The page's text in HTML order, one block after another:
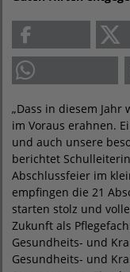
„Dass in diesem
im Voraus erahnen.
und auch unsere
berichtet
Abschlussfeier im
empfingen die 21
starten stolz und
Zukunft als
Gesundheits- und
Gesundheits- und